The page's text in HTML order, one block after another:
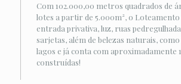
Com 102.000,00 metros quadrados de
lotes a partir de 5.000m², o
entrada privativa, luz, ruas
sarjetas, além de belezas naturais, como
lagos e já conta com aproximadamente
construídas!